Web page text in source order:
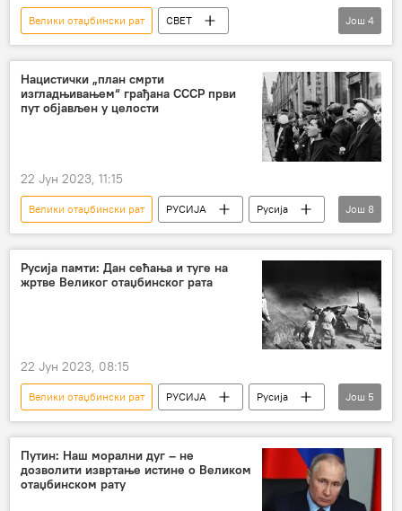
Велики отаџбински рат
СВЕТ
Александар Лукашенко
Запад
нуклеарни рат
Белорусија
Још 4
Нацистички „план смрти
изгладњивањем“ грађана СССР први
пут објављен у целости
22 Јун 2023, 11:15
Велики отаџбински рат РУСИЈА
Русија
Немачка
нацизам
глад
Други светски рат
фашизам
смрт
Пољска
официри
Још 8
Русија памти: Дан сећања и туге на
жртве Великог отаџбинског рата
22 Јун 2023, 08:15
Велики отаџбински рат РУСИЈА
Русија
Други светски рат
Владимир Путин
Вјачеслав Володин
Државна дума Русије
свеће
Још 5
Путин: Наш морални дуг – не
дозволити извртање истине о Великом
отаџбинском рату